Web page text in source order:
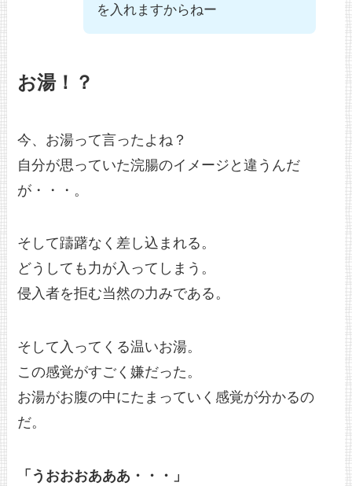
を入れますからねー
お湯！？
今、お湯って言ったよね？
自分が思っていた浣腸のイメージと違うんだ
が・・・。
そして躊躇なく差し込まれる。
どうしても力が入ってしまう。
侵入者を拒む当然の力みである。
そして入ってくる温いお湯。
この感覚がすごく嫌だった。
お湯がお腹の中にたまっていく感覚が分かるの
だ。
「うおおおあああ・・・」